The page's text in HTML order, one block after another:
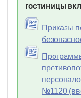
гостиницы
Приказы
№1120